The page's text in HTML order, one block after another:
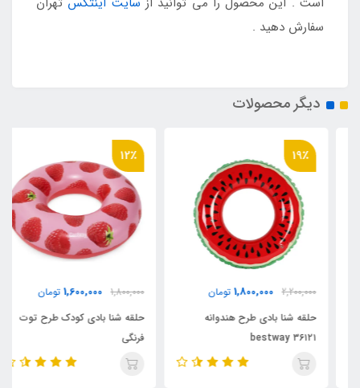
سفارش دهید .
دیگر محصولات
19٪
2,200,000
1,800,000 تومان
حلقه شنا بادی طرح هندوانه
bestway ۳۶۱۲۱
12٪
1,800,000
1,600,000 تومان
حلقه شنا بادی کودک طرح توت
فرنگی